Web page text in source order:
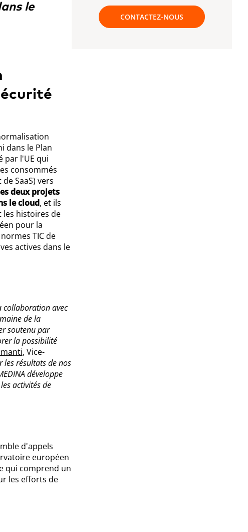
le
dans le Plan
par l'UE qui
consommés
SaaS) vers
deux projets
le cloud, et ils
histoires de
pour la
TIC de
actives dans le
collaboration avec
de la
soutenu par
la possibilité
, Vice-
les résultats de nos
développe
activités de
d'appels
européen
qui comprend un
les efforts de
CONTACTEZ-NOUS